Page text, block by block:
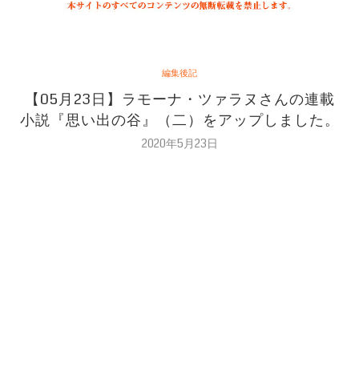
編集後記
【05月23日】ラモーナ・ツァラヌさんの連載
小説『思い出の谷』（二）をアップしました。
2020年5月23日